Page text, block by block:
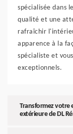
spécialisée dans
qualité et une
rafraîchir
apparence à la
spécialiste et
exceptionnels.
Transformez votre
extérieure de DL